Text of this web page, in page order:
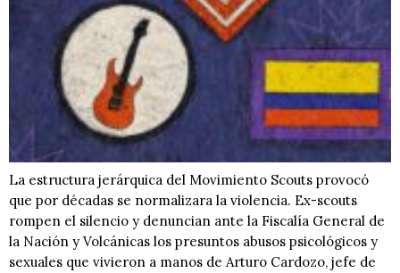
La estructura jerárquica del Movimiento Scouts provocó
que por décadas se normalizara la violencia. Ex-scouts
rompen el silencio y denuncian ante la Fiscalía General de
la Nación y Volcánicas los presuntos abusos psicológicos y
sexuales que vivieron a manos de Arturo Cardozo, jefe de